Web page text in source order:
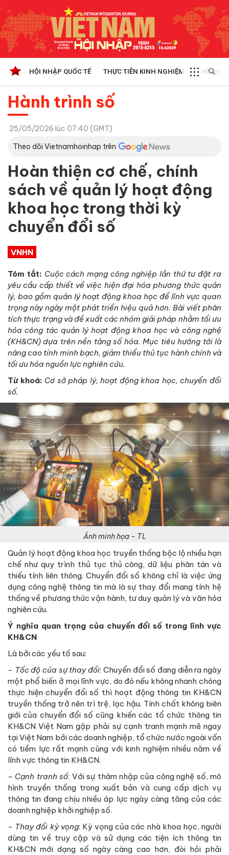
HỘI NHẬP QUỐC TẾ THỰC TIỄN KINH NGHIỆM CHÍNH
Hành trình số
25/05/2026 lúc 07:40 (GMT)
Theo dõi Vietnamhoinhap trên
Hoàn thiện cơ chế, chính
sách về quản lý hoạt động
khoa học trong thời kỳ
chuyển đổi số
VNHN
Tóm tắt: Cuộc cách mạng công nghiệp lần thứ tư đặt ra
yêu cầu cấp thiết về việc hiện đại hóa phương thức quản
lý, bao gồm quản lý hoạt động khoa học để lĩnh vực quan
trọng này ngày một phát triển hiệu quả hơn. Bài viết phân
tích thực trạng và đề xuất các nhóm giải pháp nhằm tối ưu
hóa công tác quản lý hoạt động khoa học và công nghệ
(KH&CN) dựa trên nền tảng số hóa. Mục tiêu hướng tới là
nâng cao tính minh bạch, giảm thiểu thủ tục hành chính và
tối ưu hóa nguồn lực nghiên cứu.
Từ khoá: Cơ sở pháp lý, hoạt động khoa học, chuyển đổi
số.
Ảnh minh họa - TL
Quản lý hoạt động khoa học truyền thống bộc lộ nhiều hạn
chế như quy trình thủ tục thủ công, dữ liệu phân tán và
thiếu tính liên thông. Chuyển đổi số không chỉ là việc ứng
dụng công nghệ thông tin mà là sự thay đổi mang tính hệ
thống về phương thức vận hành, tư duy quản lý và văn hóa
nghiên cứu.
Ý nghĩa quan trọng của chuyển đổi số trong lĩnh vực
KH&CN
Là bởi các yếu tố sau:
- Tốc độ của sự thay đổi: Chuyển đổi số đang diễn ra ngày
một phổ biến ở mọi lĩnh vực, do đó nếu không nhanh chóng
thực hiện chuyển đổi số thì hoạt động thông tin KH&CN
truyền thống trở nên trì trệ, lạc hậu. Tính chất không biên
giới của chuyển đổi số cũng khiến các tổ chức thông tin
KH&CN Việt Nam gặp phải sự cạnh tranh mạnh mẽ ngay
tại Việt Nam bởi các doanh nghiệp, tổ chức nước ngoài vốn
có tiềm lực rất mạnh cùng với kinh nghiệm nhiều năm về
lĩnh vực thông tin KH&CN.
- Cạnh tranh số: Với sự thâm nhập của công nghệ số, mô
hình truyền thống trong xuất bản và cung cấp dịch vụ
thông tin đang chịu nhiều áp lực ngày càng tăng của các
doanh nghiệp khởi nghiệp số.
- Thay đổi kỳ vọng: Kỳ vọng của các nhà khoa học, người
dùng tin về truy cập và sử dụng các tiện ích thông tin
KH&CN mới dạng số ngày càng cao hơn, đòi hỏi phải